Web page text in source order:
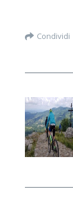
Condividi